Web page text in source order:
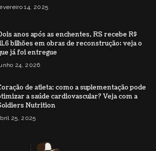
14, 2025
anos após as enchentes, RS recebe R$
bilhões em obras de reconstrução; veja o
já foi entregue
24, 2026
de atleta: como a suplementação pode
a saúde cardiovascular? Veja com a
Nutrition
25, 2025